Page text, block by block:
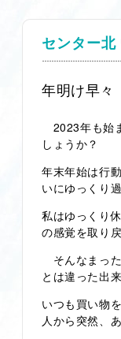
センター北
年明け早々
2023年も始
しょうか？
年末年始は行
いにゆっくり
私はゆっくり
の感覚を取り
そんなまっ
とは違った出
いつも買い物
人から突然、